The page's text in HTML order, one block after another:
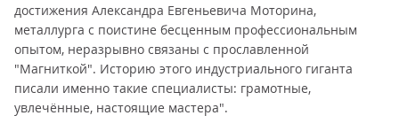
достижения Александра Евгеньевича Моторина,
металлурга с поистине бесценным профессиональным
опытом, неразрывно связаны с прославленной
"Магниткой". Историю этого индустриального гиганта
писали именно такие специалисты: грамотные,
увлечённые, настоящие мастера".